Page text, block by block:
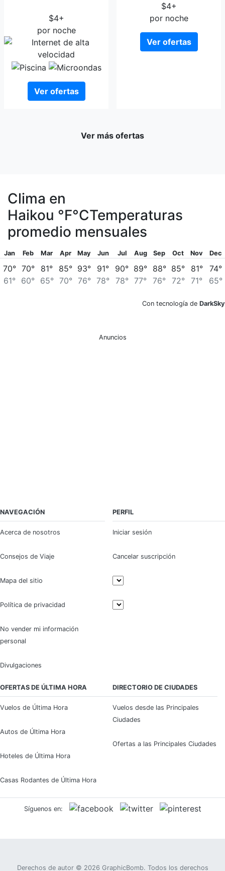
$4+
por noche
Ver ofertas
$4+
por noche
Ver ofertas
Ver más ofertas
Clima en
Haikou °F°CTemperaturas
promedio mensuales
Jan
70°
61°
Feb
70°
60°
Mar
81°
65°
Apr
85°
70°
May
93°
76°
Jun
91°
78°
Jul
90°
78°
Aug
89°
77°
Sep
88°
76°
Oct
85°
72°
Nov
81°
71°
Dec
74°
65°
Con tecnología de DarkSky
Anuncios
NAVEGACIÓN
Acerca de nosotros
Consejos de Viaje
Mapa del sitio
Política de privacidad
No vender mi información
personal
Divulgaciones
PERFIL
Iniciar sesión
Cancelar suscripción
OFERTAS DE ÚLTIMA HORA
Vuelos de Última Hora
Autos de Última Hora
Hoteles de Última Hora
Casas Rodantes de Última Hora
DIRECTORIO DE CIUDADES
Vuelos desde las Principales
Ciudades
Ofertas a las Principales Ciudades
Síguenos en:
Derechos de autor © 2026 GraphicBomb. Todos los derechos